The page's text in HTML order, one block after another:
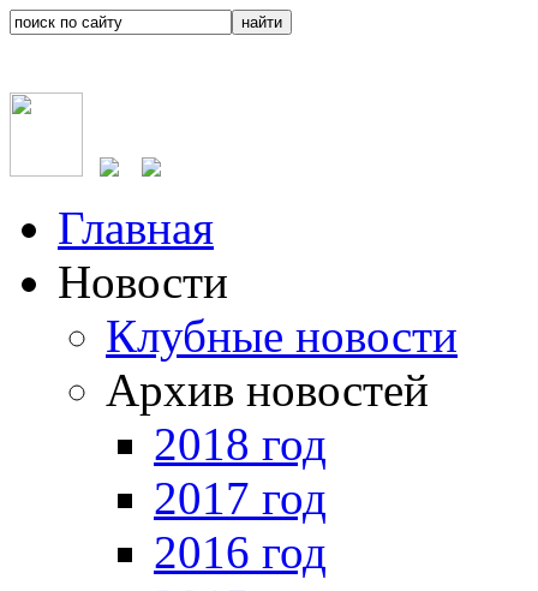
Главная
Новости
Клубные новости
Архив новостей
2018 год
2017 год
2016 год